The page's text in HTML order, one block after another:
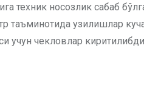
техник носозлик сабаб
таъминотида узилишлар
учун чекловлар